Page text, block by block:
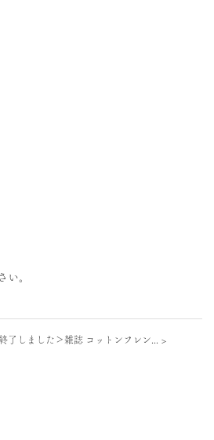
。
了しました＞雑誌 コットンフレン... >